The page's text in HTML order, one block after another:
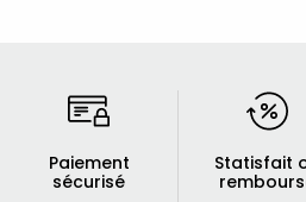
Paiement
sécurisé
Statisfait